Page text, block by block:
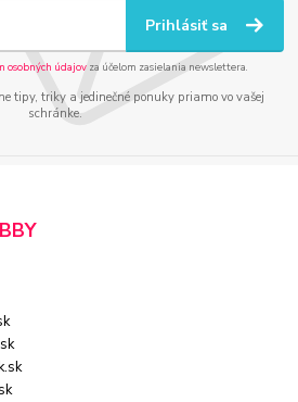
Prihlásiť sa
osobných údajov za účelom zasielania newslettera.
tipy, triky a jedinečné ponuky priamo vo vašej
schránke.